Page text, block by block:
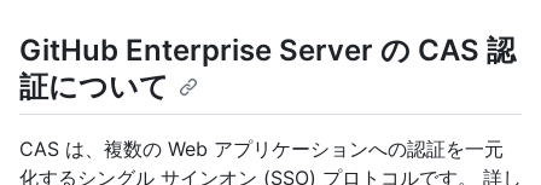
GitHub Enterprise Server の CAS 認
証について
CAS は、複数の Web アプリケーションへの認証を一元
化するシングル サインオン (SSO) プロトコルです。 詳し